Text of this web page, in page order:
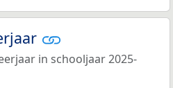
in schooljaar 2025-